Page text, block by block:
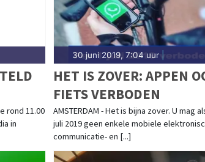
rond 11.00
in
30 juni 2019, 7:04 uur|
HET IS ZOVER: APPEN
FIETS VERBODEN
AMSTERDAM - Het is bijna zover. U mag
juli 2019 geen enkele mobiele
communicatie- en [...]